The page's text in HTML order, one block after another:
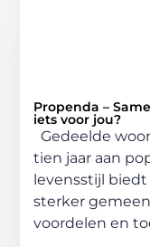
Propenda –
iets voor jou?
Gedeelde
tien jaar aan
levensstijl biedt
sterker
voordelen en